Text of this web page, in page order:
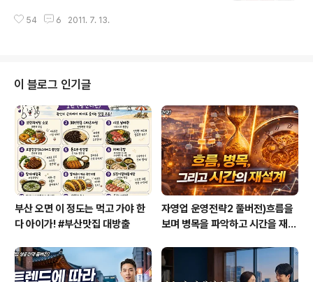
돼서 억지로 회식자리로 데려가더니 아이가 운다고 아이를
리는 거도 괜찮지만 안 된다면 이렇게 글로 써서 상담 받는
는 게 꿈이거든요. 그래서 마케팅 같은 데에도 관심이 많습
니다. 그래서 일단 공부는 열심히 하고 있는데, 그쪽으로 가
려면 뭘 어떻게 진지하게 배우고 생각해야할지 잘 가닥이
안 잡히네요.. 교수님이 저에게 충고라도 한마디 해주셨으
면 감사하겠습니다! 오늘하루도 즐거운 하루 되세요 ! 답변:
상담 일정이 이번..
54 6 2011. 7. 13.
이 블로그 인기글
부산 오면 이 정도는 먹고 가야 한
다 아이가! #부산맛집 대방출
자영업 운영전략2 풀버전)흐름을
보며 병목을 파악하고 시간을 재설